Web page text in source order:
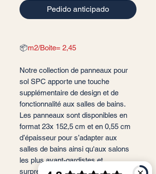
Pedido anticipado
📦m2/Boite= 2,45
Notre collection de panneaux pour
sol SPC apporte une touche
supplémentaire de design et de
fonctionnalité aux salles de bains.
Les panneaux sont disponibles en
format 23x 152,5 cm et en 0,55 cm
d’épaisseur pour s’adapter aux
salles de bains ainsi qu'aux salons
les plus avant-gardistes et
surprenantes.